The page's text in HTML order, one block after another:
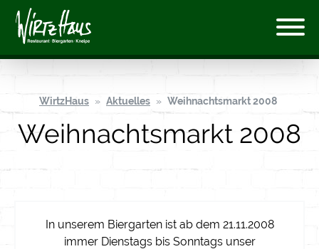
WirtzHaus Aktuelles Weihnachtsmarkt 2008
Weihnachtsmarkt 2008
In unserem Biergarten ist ab dem 21.11.2008
immer Dienstags bis Sonntags unser